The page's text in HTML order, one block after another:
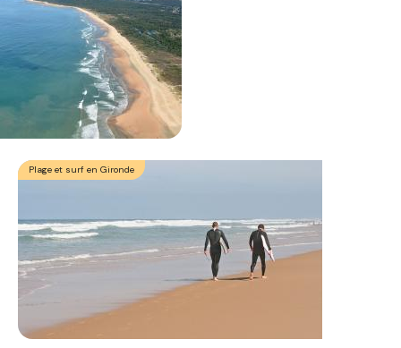
Plage et surf en Gironde